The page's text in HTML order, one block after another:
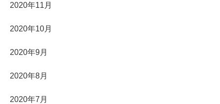
2020年11月
2020年10月
2020年9月
2020年8月
2020年7月